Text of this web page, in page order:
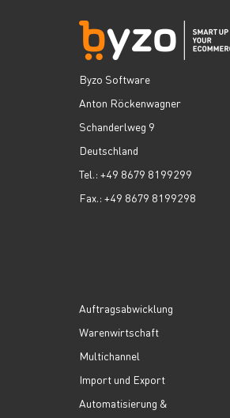
Byzo Software
Anton Röckenwagner
Schanderlweg 9
Deutschland
Tel.: +49 8679 8199299
Fax.: +49 8679 8199298
Auftragsabwicklung
Warenwirtschaft
Multichannel
Import und Export
Automatisierung &